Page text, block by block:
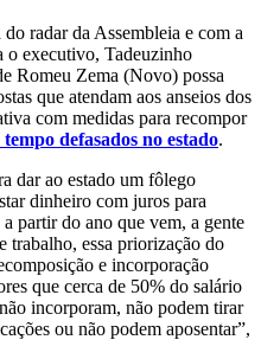
radar da Assembleia e com a
o executivo, Tadeuzinho
Romeu Zema (Novo) possa
que atendam aos anseios dos
com medidas para recompor
defasados no estado.
dar ao estado um fôlego
dinheiro com juros para
a partir do ano que vem, a gente
trabalho, essa priorização do
e incorporação
que cerca de 50% do salário
incorporam, não podem tirar
ou não podem aposentar”,